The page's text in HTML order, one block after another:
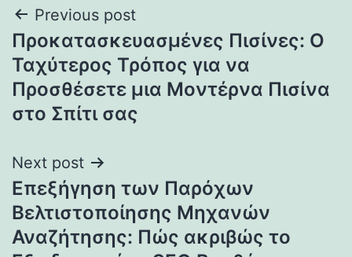
Post
navigation
Previous post
Προκατασκευασμένες Πισίνες: Ο
Ταχύτερος Τρόπος για να
Προσθέσετε μια Μοντέρνα Πισίνα
στο Σπίτι σας
Next post
Επεξήγηση των Παρόχων
Βελτιστοποίησης Μηχανών
Αναζήτησης: Πώς ακριβώς το